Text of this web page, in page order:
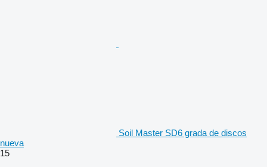
Soil Master SD6 grada de discos
nueva
15